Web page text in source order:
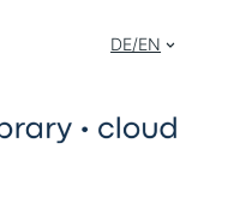
DE/EN